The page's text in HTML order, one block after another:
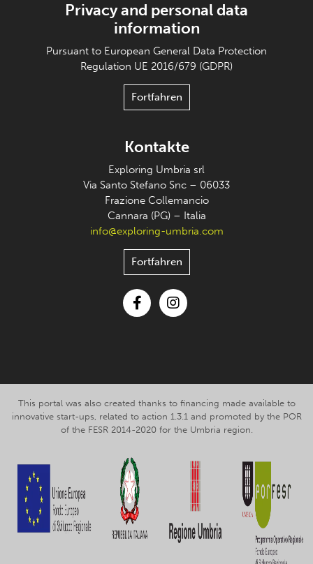
Privacy and personal data
information
Pursuant to European General Data Protection
Regulation UE 2016/679 (GDPR)
Fortfahren
Kontakte
Exploring Umbria srl
Via Santo Stefano Snc – 06033
Frazione Collemancio
Cannara (PG) – Italia
info@exploring-umbria.com
Fortfahren
This portal was also created thanks to financing made available to
innovative start-ups, related to action 1.3.1 and promoted by the POR
of the FESR 2014-2020 for the Umbria region.